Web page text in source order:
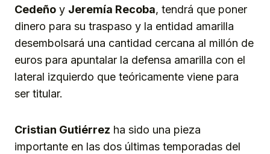
Cedeño y Jeremía Recoba, tendrá que poner
dinero para su traspaso y la entidad amarilla
desembolsará una cantidad cercana al millón de
euros para apuntalar la defensa amarilla con el
lateral izquierdo que teóricamente viene para
ser titular.
Cristian Gutiérrez ha sido una pieza
importante en las dos últimas temporadas del